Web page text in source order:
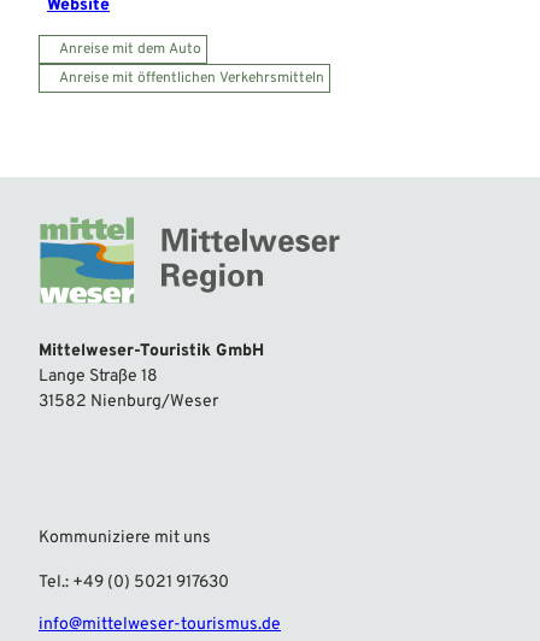
Website
Anreise mit dem Auto
Anreise mit öffentlichen Verkehrsmitteln
Mittelweser-Touristik GmbH
Lange Straße 18
31582 Nienburg/Weser
Kommuniziere mit uns
Tel.: +49 (0) 5021 917630
info@mittelweser-tourismus.de